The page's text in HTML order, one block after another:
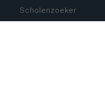
Scholenzoeker